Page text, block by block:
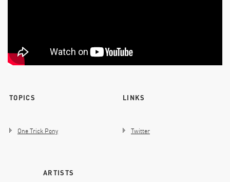
TOPICS
One Trick Pony
LINKS
Twitter
ARTISTS